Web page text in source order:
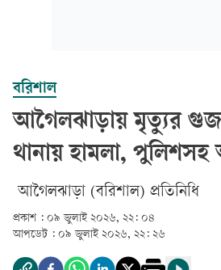
বরিশাল
আগৈলঝাড়ায় মৃত্যুর
থানায় হামলা,
আগৈলঝাড়া (বরিশাল) প্রতিনিধি
প্রকাশ : ০৯ জুলাই ২০২৬, ২২: ০৪
আপডেট : ০৯ জুলাই ২০২৬, ২২: ২৬